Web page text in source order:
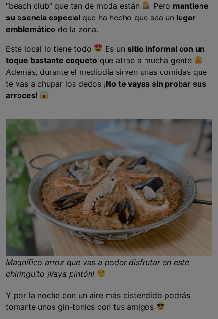
“beach club” que tan de moda están
Pero mantiene
su esencia especial que ha hecho que sea un lugar
emblemático de la zona.
Este local lo tiene todo
Es un sitio informal con un
toque bastante coqueto que atrae a mucha gente
Además, durante el mediodía sirven unas comidas que
te vas a chupar los dedos ¡No te vayas sin probar sus
arroces!
Magnífico arroz que vas a poder disfrutar en este
chiringuito ¡Vaya pintón!
Y por la noche con un aire más distendido podrás
tomarte unos gin-tonics con tus amigos